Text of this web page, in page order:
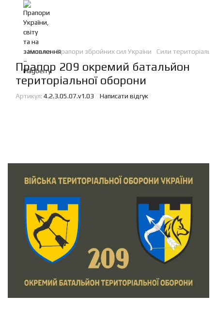
Каталог Прапори збройних сил України Сили
Прапор 209 окремий батальйон
територіальної оборони
Артикул: 4.2.3.05.07.v1.03 Написати відгук